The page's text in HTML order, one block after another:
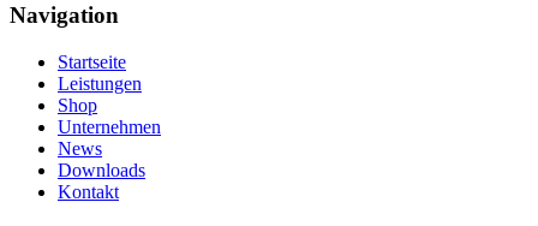
Navigation
Startseite
Leistungen
Shop
Unternehmen
News
Downloads
Kontakt